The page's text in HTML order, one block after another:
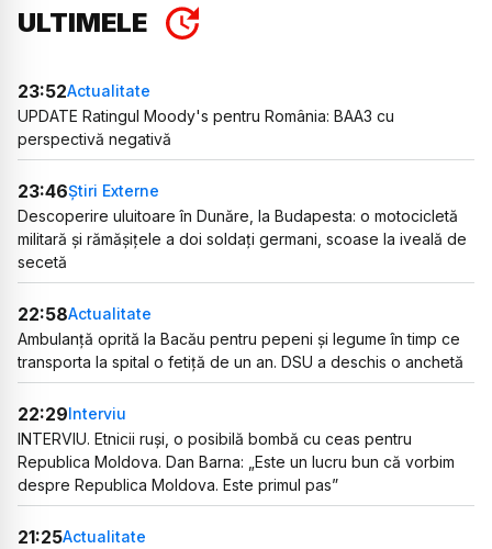
ULTIMELE
23:52Actualitate
UPDATE Ratingul Moody's pentru România: BAA3 cu
perspectivă negativă
23:46Știri Externe
Descoperire uluitoare în Dunăre, la Budapesta: o motocicletă
militară și rămășițele a doi soldați germani, scoase la iveală de
secetă
22:58Actualitate
Ambulanță oprită la Bacău pentru pepeni și legume în timp ce
transporta la spital o fetiță de un an. DSU a deschis o anchetă
22:29Interviu
INTERVIU. Etnicii ruși, o posibilă bombă cu ceas pentru
Republica Moldova. Dan Barna: „Este un lucru bun că vorbim
despre Republica Moldova. Este primul pas”
21:25Actualitate